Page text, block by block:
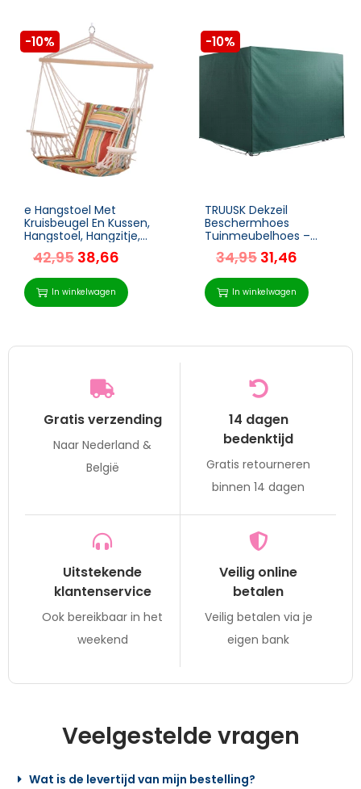
-10%
e Hangstoel Met
Kruisbeugel En Kussen,
Hangstoel, Hangzitje,
Hangende Schommel,
Gemakkelijk Mee Te
Nemen, Gemakkelijk In
Te Pakken En Op Te
Bergen,
42,95 38,66
In winkelwagen
-10%
TRUUSK Dekzeil
Beschermhoes
Tuinmeubelhoes –
Waterdicht en UV-
bescherming – PE
materiaal – Groen –
Afmetingen 215 x 155 x
150 cm
34,95 31,46
In winkelwagen
Gratis verzending
Naar Nederland &
België
14 dagen
bedenktijd
Gratis retourneren
binnen 14 dagen
Uitstekende
klantenservice
Ook bereikbaar in het
weekend
Veilig online
betalen
Veilig betalen via je
eigen bank
Veelgestelde vragen
Wat is de levertijd van mijn bestelling?